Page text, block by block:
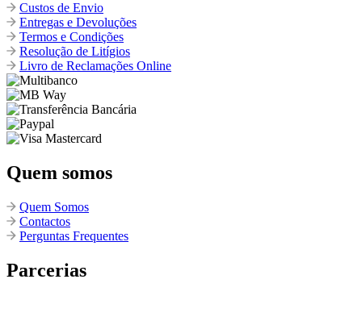
Custos de Envio
Entregas e Devoluções
Termos e Condições
Resolução de Litígios
Livro de Reclamações Online
Quem somos
Quem Somos
Contactos
Perguntas Frequentes
Parcerias